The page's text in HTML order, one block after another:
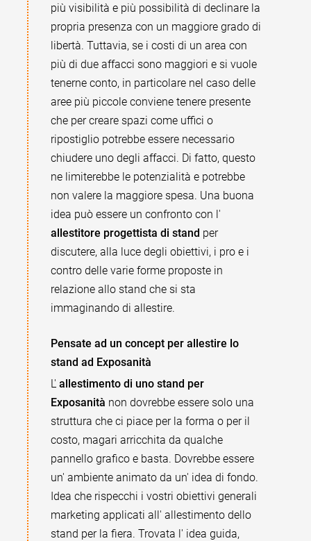
più visibilità e più possibilità di declinare la
propria presenza con un maggiore grado di
libertà. Tuttavia, se i costi di un area con
più di due affacci sono maggiori e si vuole
tenerne conto, in particolare nel caso delle
aree più piccole conviene tenere presente
che per creare spazi come uffici o
ripostiglio potrebbe essere necessario
chiudere uno degli affacci. Di fatto, questo
ne limiterebbe le potenzialità e potrebbe
non valere la maggiore spesa. Una buona
idea può essere un confronto con l'
allestitore progettista di stand per
discutere, alla luce degli obiettivi, i pro e i
contro delle varie forme proposte in
relazione allo stand che si sta
immaginando di allestire.
Pensate ad un concept per allestire lo
stand ad Exposanità
L'allestimento di uno stand per
Exposanità non dovrebbe essere solo una
struttura che ci piace per la forma o per il
costo, magari arricchita da qualche
pannello grafico e basta. Dovrebbe essere
un' ambiente animato da un' idea di fondo.
Idea che rispecchi i vostri obiettivi generali
marketing applicati all' allestimento dello
stand per la fiera. Trovata l' idea guida,